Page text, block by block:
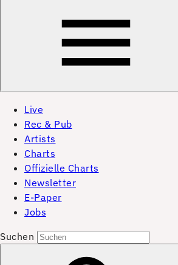
Live
Rec & Pub
Artists
Charts
Offizielle Charts
Newsletter
E-Paper
Jobs
Suchen